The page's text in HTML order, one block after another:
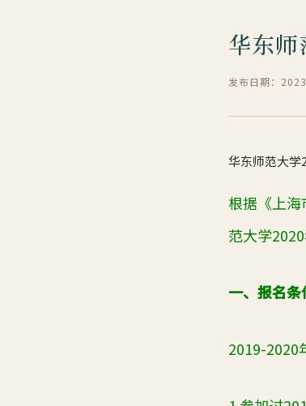
华东
发布日期：
华东师范大学
根据《上
范大学
一、报名条
2019-2020